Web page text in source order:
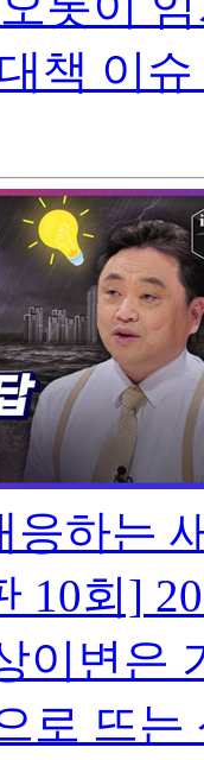
책 이
응하는
10회]
이변은
로 뜨